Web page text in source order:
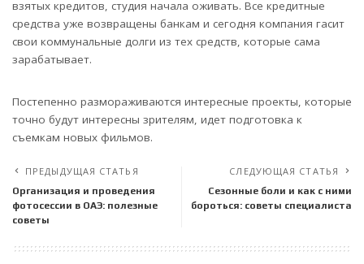
взятых кредитов, студия начала оживать. Все кредитные
средства уже возвращены банкам и сегодня компания гасит
свои коммунальные долги из тех средств, которые сама
зарабатывает.
Постепенно размораживаются интересные проекты, которые
точно будут интересны зрителям, идет подготовка к
съемкам новых фильмов.
ПРЕДЫДУЩАЯ СТАТЬЯ
Организация и проведения
фотосессии в ОАЭ: полезные
советы
СЛЕДУЮЩАЯ СТАТЬЯ
Сезонные боли и как с ними
бороться: советы специалиста